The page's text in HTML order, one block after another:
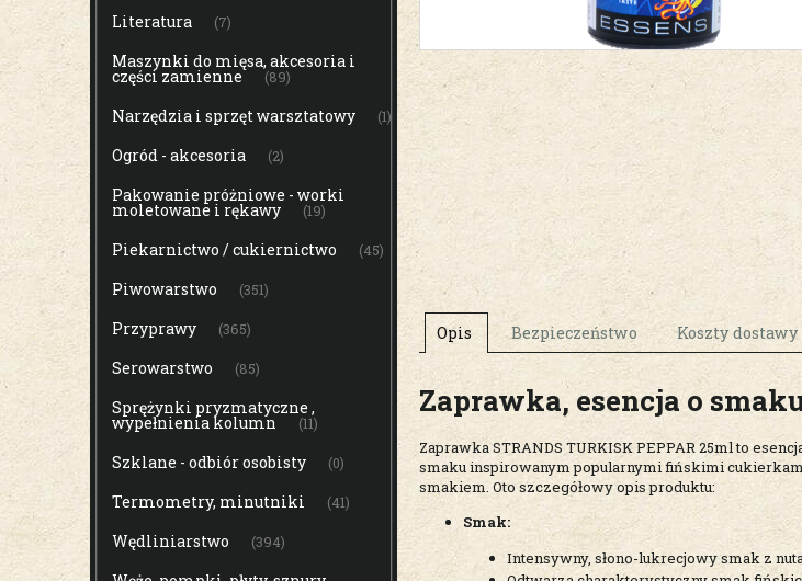
Literatura (7)
Maszynki do mięsa, akcesoria i
części zamienne (89)
Narzędzia i sprzęt warsztatowy (1)
Ogród - akcesoria (2)
Pakowanie próżniowe - worki
moletowane i rękawy (19)
Piekarnictwo / cukiernictwo (45)
Piwowarstwo (351)
Przyprawy (365)
Serowarstwo (85)
Sprężynki pryzmatyczne ,
wypełnienia kolumn (11)
Szklane - odbiór osobisty (0)
Termometry, minutniki (41)
Wędliniarstwo (394)
Opis Bezpieczeństwo Koszty dostawy
Zaprawka, esencja o
Zaprawka STRANDS TURKISK PEPPAR 25ml to
smaku inspirowanym popularnymi fińskimi
smakiem. Oto szczegółowy opis produktu:
Smak:
Intensywny, słono-lukrecjowy smak z